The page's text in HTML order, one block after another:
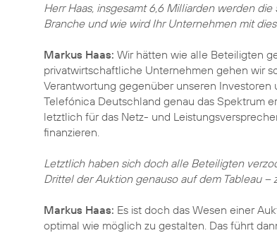
Herr Haas, insgesamt 6,6 Milliarden werden
Branche und wie wird Ihr Unternehmen mit
Markus Haas: Wir hätten wie alle Beteiligten
privatwirtschaftliche Unternehmen gehen wir
Verantwortung gegenüber unseren Investoren
Telefónica Deutschland genau das Spektrum
letztlich für das Netz- und
finanzieren.
Letztlich haben sich doch alle Beteiligten
Drittel der Auktion genauso auf dem Tableau
Markus Haas: Es ist doch das Wesen einer
optimal wie möglich zu gestalten. Das führt